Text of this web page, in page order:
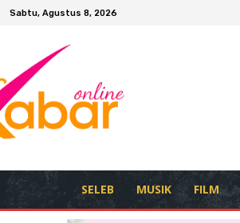
Sabtu, Agustus 8, 2026
SELEB MUSIK FILM